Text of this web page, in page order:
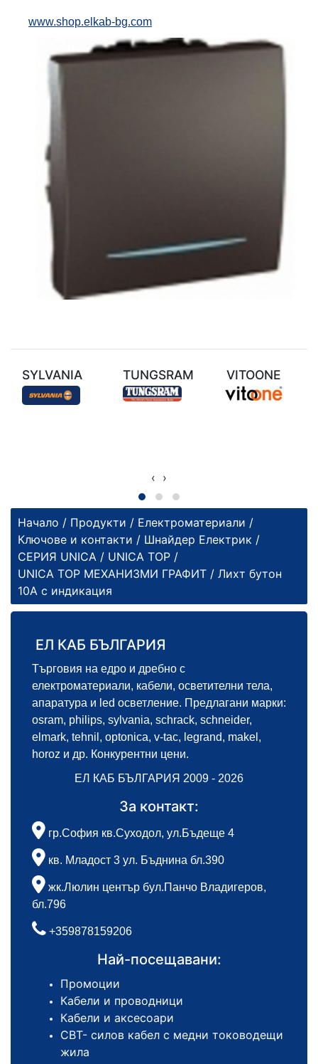
www.shop.elkab-bg.com
SYLVANIA TUNGSRAM VITOONE
‹ ›
Начало / Продукти / Електроматериали /
Ключове и контакти / Шнайдер Електрик /
СЕРИЯ UNICA / UNICA TOP /
UNICA TOP МЕХАНИЗМИ ГРАФИТ / Лихт бутон
10А с индикация
ЕЛ КАБ БЪЛГАРИЯ
Търговия на едро и дребно с
електроматериали, кабели, осветителни тела,
апаратура и led осветление. Предлагани марки:
osram, philips, sylvania, schrack, schneider,
elmark, tehnil, optonica, v-tac, legrand, makel,
horoz и др. Конкурентни цени.
ЕЛ КАБ БЪЛГАРИЯ 2009 - 2026
За контакт:
гр.София кв.Суходол, ул.Бъдеще 4
кв. Младост 3 ул. Бъднина бл.390
жк.Люлин център бул.Панчо Владигеров,
бл.796
+359878159206
Най-посещавани:
Промоции
Кабели и проводници
Кабели и аксесоари
СВТ- силов кабел с медни тоководещи
жила